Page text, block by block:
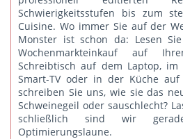
Schwierigkeitsstufen bis zum
Cuisine. Wo immer Sie auf der
Monster ist schon da: Lesen
Wochenmarkteinkauf auf
Schreibtisch auf dem Laptop,
Smart-TV oder in der Küche
schreiben Sie uns, wie sie das
Schweinegeil oder sauschlecht?
schließlich sind wir
Optimierungslaune.